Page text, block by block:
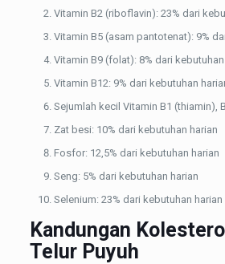
Vitamin B2 (riboflavin): 23% dari
Vitamin B5 (asam pantotenat): 9%
Vitamin B9 (folat): 8% dari
Vitamin B12: 9% dari kebutuhan
Sejumlah kecil Vitamin B1 (thiamin),
Zat besi: 10% dari kebutuhan harian
Fosfor: 12,5% dari kebutuhan harian
Seng: 5% dari kebutuhan harian
Selenium: 23% dari kebutuhan harian
Kandungan
Telur Puyuh